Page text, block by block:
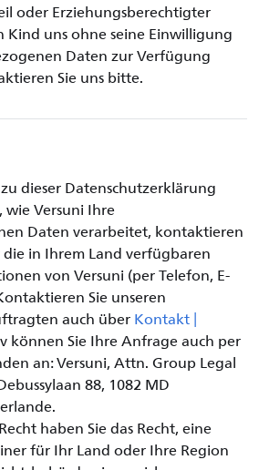
oder Erziehungsberechtigter
Kind uns ohne seine Einwilligung
Daten zur Verfügung
Sie uns bitte.
dieser Datenschutzerklärung
Versuni Ihre
Daten verarbeitet, kontaktieren
in Ihrem Land verfügbaren
von Versuni (per Telefon, E-
Sie unseren
auch überKontakt |
können Sie Ihre Anfrage auch per
an: Versuni, Attn. Group Legal
88, 1082 MD
haben Sie das Recht, eine
für Ihr Land oder Ihre Region